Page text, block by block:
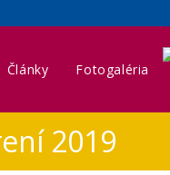
Články Fotogaléria
2019